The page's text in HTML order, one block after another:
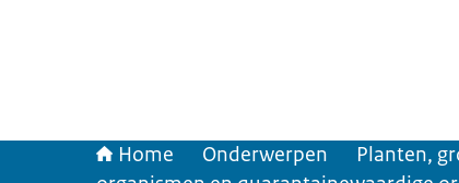
Home Onderwerpen Planten,